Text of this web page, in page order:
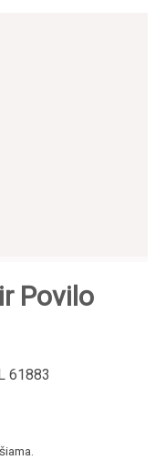
Povilo
61883